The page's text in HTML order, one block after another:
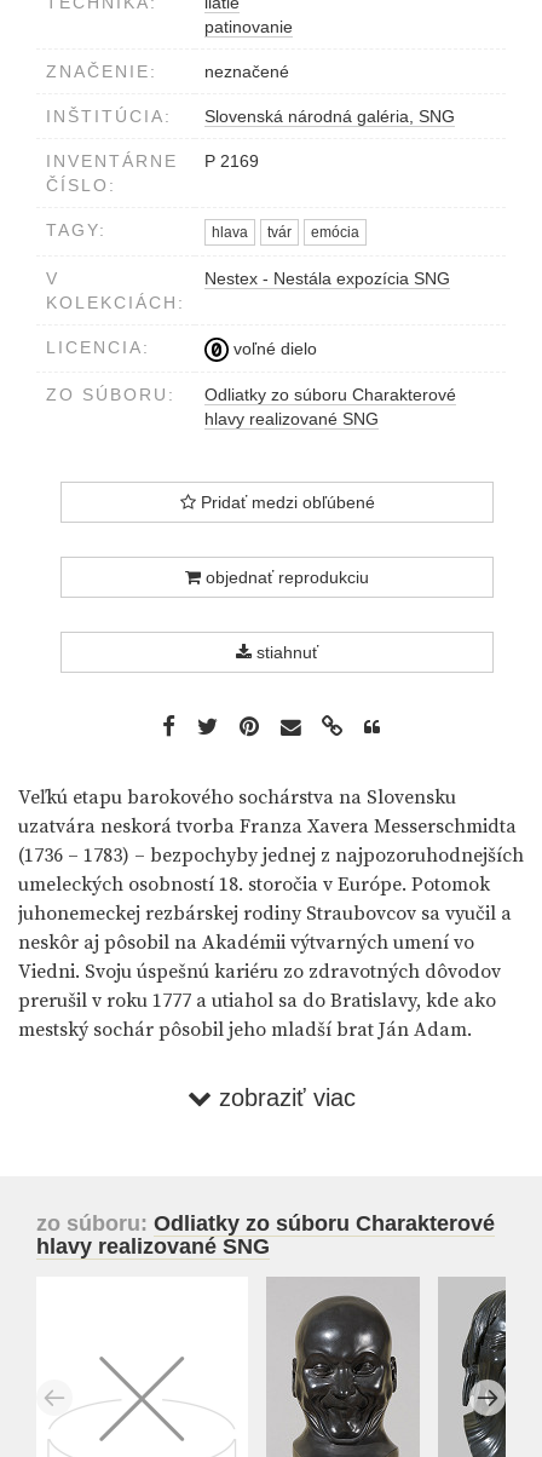
patinovanie
ZNAČENIE: neznačené
INŠTITÚCIA: Slovenská národná galéria, SNG
INVENTÁRNE
ČÍSLO:
P 2169
TAGY: hlava tvár emócia
V
KOLEKCIÁCH:
Nestex - Nestála expozícia SNG
LICENCIA: voľné dielo
ZO SÚBORU:
Odliatky zo súboru Charakterové
hlavy realizované SNG
Pridať medzi obľúbené
objednať reprodukciu
stiahnuť
Veľkú etapu barokového sochárstva na Slovensku
uzatvára neskorá tvorba Franza Xavera Messerschmidta
(1736 – 1783) – bezpochyby jednej z najpozoruhodnejších
umeleckých osobností 18. storočia v Európe. Potomok
juhonemeckej rezbárskej rodiny Straubovcov sa vyučil a
neskôr aj pôsobil na Akadémii výtvarných umení vo
Viedni. Svoju úspešnú kariéru zo zdravotných dôvodov
prerušil v roku 1777 a utiahol sa do Bratislavy, kde ako
mestský sochár pôsobil jeho mladší brat Ján Adam.
predmestí Zuckermandel našlo šesťdesiatdeväť búst z
až po predaji štyridsiatich deviatich hláv
Messerschmidtovým bratom do Viedne a ich následnom
prvom verejnom vystavení v roku 1793. Pri príležitosti
výstavy vznikla brožúra anonymného autora, ktorá
obsahovala krátky životopis umelca a vystavené,
pôvodne nijak neoznačené diela prezentovala publiku s
dodatočným číslovaním a názvami, ktoré im ostali
dodnes.
zobraziť viac
zo súboru: Odliatky zo súboru Charakterové
hlavy realizované SNG